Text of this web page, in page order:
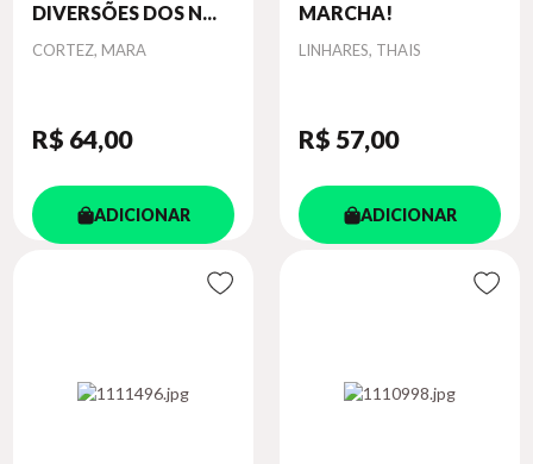
DIVERSÕES DOS N...
Autor
CORTEZ, MARA
R$ 64,00
ADICIONAR
MARCHA!
Autor
LINHARES, THAIS
R$ 57,00
ADICIONAR